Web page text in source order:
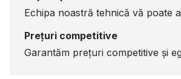
Echipa noastră tehnică vă poate
Prețuri competitive
Garantăm prețuri competitive și